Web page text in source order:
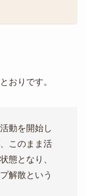
おりです。
動を開始し
このまま活
態となり、
解散という